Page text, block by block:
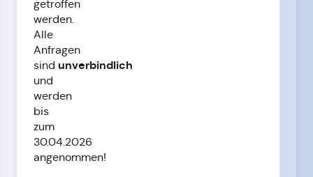
getroffen
werden.
Alle
Anfragen
sind unverbindlich
und
werden
bis
zum
30.04.2026
angenommen!